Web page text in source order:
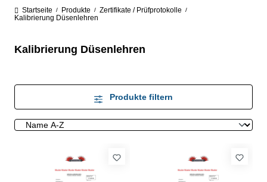
Startseite / Produkte / Zertifikate / Prüfprotokolle /
Kalibrierung Düsenlehren
Kalibrierung Düsenlehren
Produkte filtern